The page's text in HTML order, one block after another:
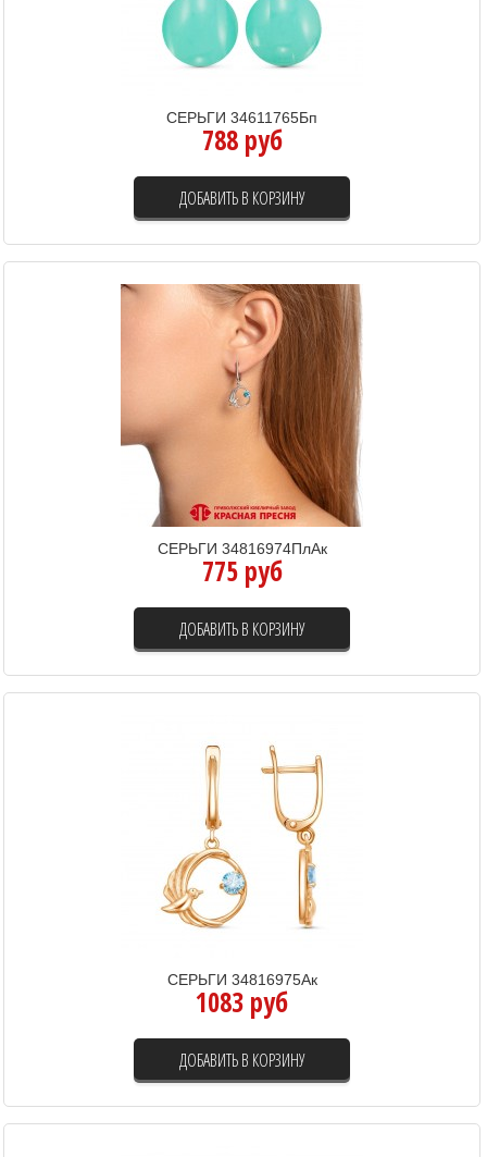
СЕРЬГИ 34611765Бп
788 руб
ДОБАВИТЬ В КОРЗИНУ
СЕРЬГИ 34816974ПлАк
775 руб
ДОБАВИТЬ В КОРЗИНУ
СЕРЬГИ 34816975Ак
1083 руб
ДОБАВИТЬ В КОРЗИНУ